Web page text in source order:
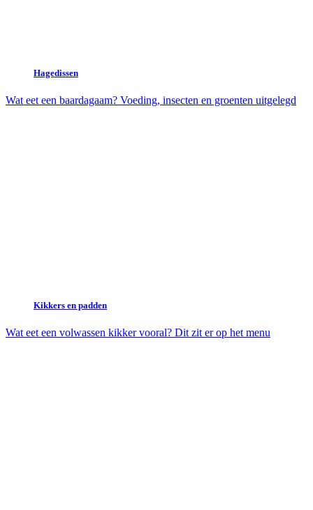
Hagedissen
Wat eet een baardagaam? Voeding, insecten en groenten uitgelegd
Kikkers en padden
Wat eet een volwassen kikker vooral? Dit zit er op het menu